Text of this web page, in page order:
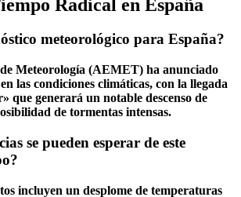
Radical en España
meteorológico para España?
Meteorología (AEMET) ha anunciado
las condiciones climáticas, con la llegada
que generará un notable descenso de
de tormentas intensas.
se pueden esperar de este
incluyen un desplome de temperaturas